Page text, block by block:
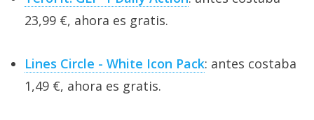
23,99 €, ahora es gratis.
Lines Circle - White Icon Pack: antes costaba
1,49 €, ahora es gratis.